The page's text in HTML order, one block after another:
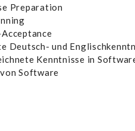
Preparation
Deutsch- und
Kenntnisse in
Software